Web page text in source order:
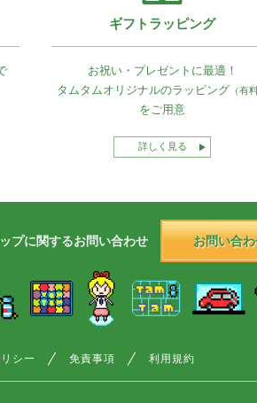
ギフトラッピング
お祝い・プレゼントに最適！
タムタムオリジナルのラッピング（有料
をご用意
詳しく見る
プに関するお問い合わせ お問い合
シー 免責事項 利用規約